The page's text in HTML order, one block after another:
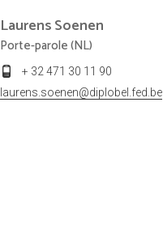
LaurensSoenen
Porte-parole (NL)
+ 32 471 30 11 90
laurens.soenen@diplobel.fed.be